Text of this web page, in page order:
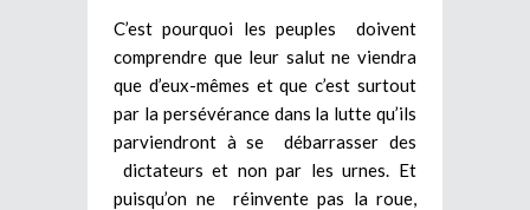
C’est pourquoi les peuples doivent
comprendre que leur salut ne viendra
que d’eux-mêmes et que c’est surtout
par la persévérance dans la lutte qu’ils
parviendront à se débarrasser des
dictateurs et non par les urnes. Et
puisqu’on ne réinvente pas la roue,